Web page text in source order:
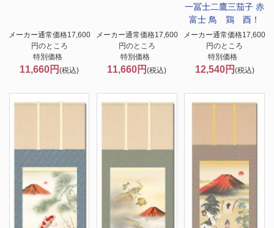
メーカー通常価格17,600
円のところ
特別価格
11,660円(税込)
メーカー通常価格17,600
円のところ
特別価格
11,660円(税込)
一冨士二鷹三茄子 赤
富士 鳥 鶏 酉！
メーカー通常価格17,600
円のところ
特別価格
12,540円 (税込)